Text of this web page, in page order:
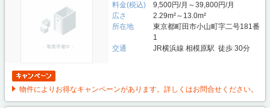
料金(税込)
9,500円/月～39,800円/月
広さ
2.29m²～13.0m²
所在地
東京都町田市小山町字二号181番
1
交通
JR横浜線 相模原駅 徒歩 30分
物件によりお得なキャンペーンがあります。詳しくはお問合せください。